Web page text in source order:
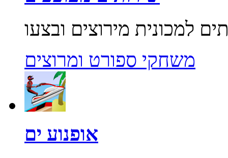
משחקי ספורט ומרוצים
אופנוע ים